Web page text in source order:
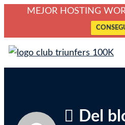
MEJOR HOSTING
Saltar
Club Triunfers
Club de Emprendedores Online
Del